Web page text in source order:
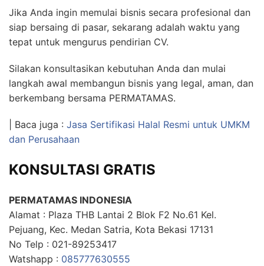
Jika Anda ingin memulai bisnis secara profesional dan
siap bersaing di pasar, sekarang adalah waktu yang
tepat untuk mengurus pendirian CV.
Silakan konsultasikan kebutuhan Anda dan mulai
langkah awal membangun bisnis yang legal, aman, dan
berkembang bersama PERMATAMAS.
| Baca juga : Jasa Sertifikasi Halal Resmi untuk UMKM
dan Perusahaan
KONSULTASI GRATIS
PERMATAMAS INDONESIA
Alamat : Plaza THB Lantai 2 Blok F2 No.61 Kel.
Pejuang, Kec. Medan Satria, Kota Bekasi 17131
No Telp : 021-89253417
Watshapp : 085777630555